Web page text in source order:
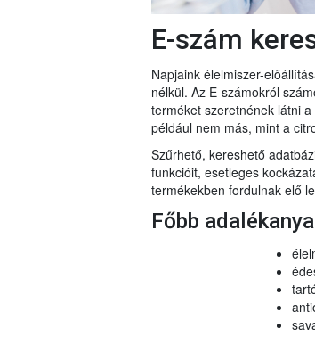
E-szám
Napjaink élelmiszer-
nélkül. Az E-számokról
terméket szeretnének látni
például nem más, mint a
Szűrhető, kereshető
funkcióit, esetleges
termékekben fordulnak elő
Főbb